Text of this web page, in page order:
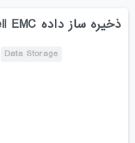
ذخیره ساز داده Dell EMC مدل PowerFlex R7625
Data Storage